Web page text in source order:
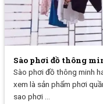
Sào phơi đồ thông
Sào phơi đồ thông minh
xem là sản phẩm phơi
sao phơi ...